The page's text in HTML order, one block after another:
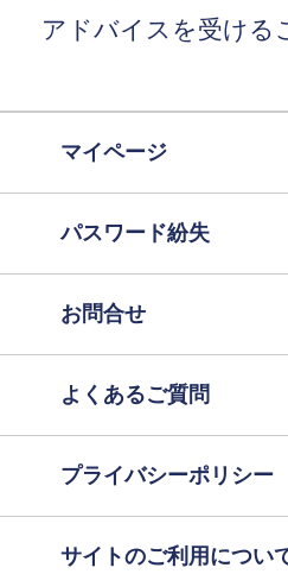
アドバイスを受ける
マイページ
パスワード紛失
お問合せ
よくあるご質問
プライバシーポリシー
サイトのご利用につい